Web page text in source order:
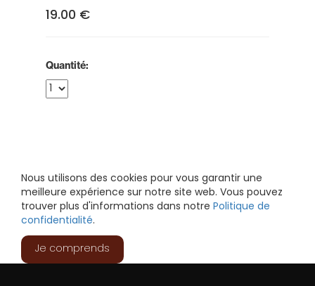
19.00 €
Quantité:
Nous utilisons des cookies pour vous garantir une
meilleure expérience sur notre site web. Vous pouvez
trouver plus d'informations dans notre Politique de
confidentialité.
Je comprends